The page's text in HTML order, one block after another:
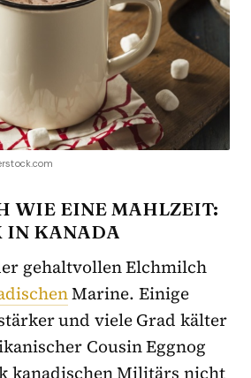
WIE EINE MAHLZEIT:
IN KANADA
gehaltvollen Elchmilch
Marine. Einige
und viele Grad kälter
Cousin Eggnog
kanadischen Militärs nicht